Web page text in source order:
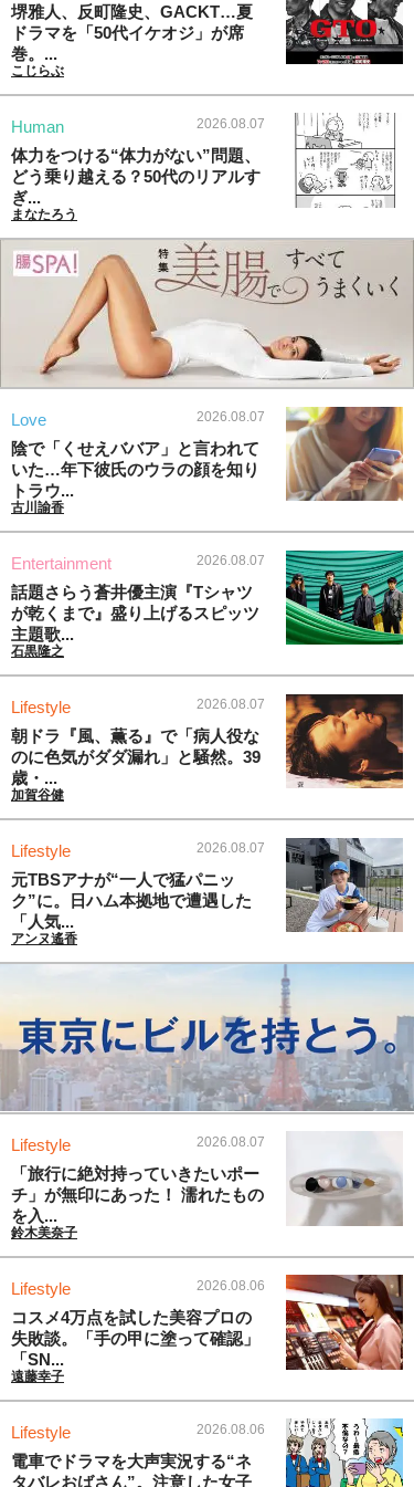
堺雅人、反町隆史、GACKT…夏
ドラマを「50代イケオジ」が席
巻。...
こじらぶ
Human 2026.08.07
体力をつける“体力がない”問題、
どう乗り越える？50代のリアルす
ぎ...
まなたろう
Love 2026.08.07
陰で「くせえババア」と言われて
いた…年下彼氏のウラの顔を知り
トラウ...
古川諭香
Entertainment 2026.08.07
話題さらう蒼井優主演『Tシャツ
が乾くまで』盛り上げるスピッツ
主題歌...
石黒隆之
Lifestyle 2026.08.07
朝ドラ『風、薫る』で「病人役な
のに色気がダダ漏れ」と騒然。39
歳・...
加賀谷健
Lifestyle 2026.08.07
元TBSアナが“一人で猛パニッ
ク”に。日ハム本拠地で遭遇した
「人気...
アンヌ遙香
Lifestyle 2026.08.07
「旅行に絶対持っていきたいポー
チ」が無印にあった！ 濡れたもの
を入...
鈴木美奈子
Lifestyle 2026.08.06
コスメ4万点を試した美容プロの
失敗談。「手の甲に塗って確認」
「SN...
遠藤幸子
Lifestyle 2026.08.06
電車でドラマを大声実況する“ネ
タバレおばさん”。注意した女子